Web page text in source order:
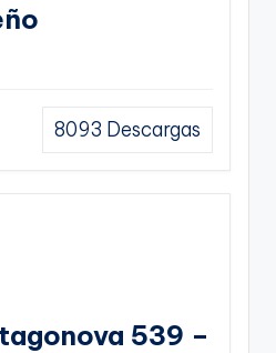
8093 Descargas
539 –